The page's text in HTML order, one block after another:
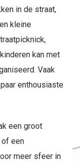
in de straat,
kleine
kan met
Vaak
enthousiaste
een groot
of een
meer sfeer in